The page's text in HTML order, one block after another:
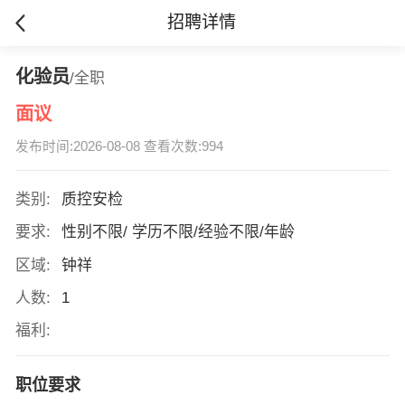
招聘详情
化验员/全职
面议
发布时间:2026-08-08 查看次数:994
类别:
质控安检
要求:
性别不限/ 学历不限/经验不限/年龄
区域:
钟祥
人数:
1
福利:
职位要求